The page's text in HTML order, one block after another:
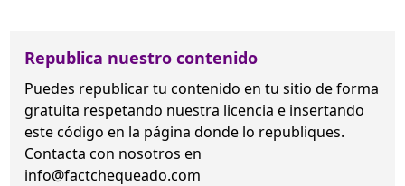
Republica nuestro contenido
Puedes republicar tu contenido en tu sitio de forma
gratuita respetando nuestra licencia e insertando
este código en la página donde lo republiques.
Contacta con nosotros en
info@factchequeado.com